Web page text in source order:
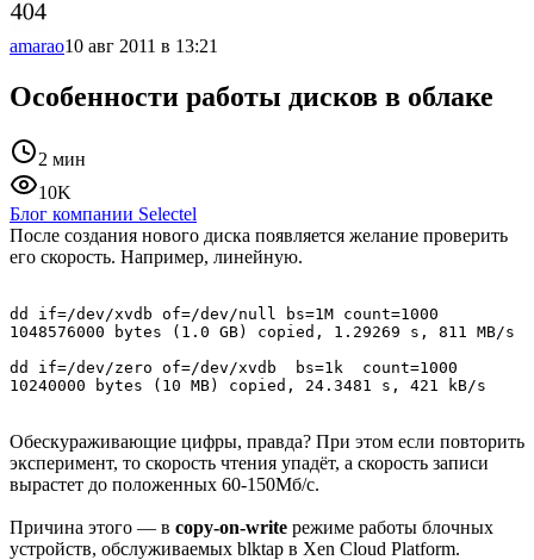
amarao10 авг 2011 в 13:21
Особенности работы дисков в облаке
2 мин
10K
Блог компании Selectel
После создания нового диска появляется желание проверить
его скорость. Например, линейную.
dd if=/dev/xvdb of=/dev/null bs=1M count=1000
1048576000 bytes (1.0 GB) copied, 1.29269 s, 811 MB/s
dd if=/dev/zero of=/dev/xvdb  bs=1k  count=1000
Обескураживающие цифры, правда? При этом если повторить
эксперимент, то скорость чтения упадёт, а скорость записи
вырастет до положенных 60-150Мб/с.
Причина этого — в copy-on-write режиме работы блочных
устройств, обслуживаемых blktap в Xen Cloud Platform.